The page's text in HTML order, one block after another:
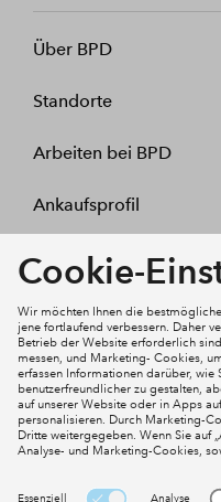
Über BPD
Standorte
Arbeiten bei BPD
Ankaufsprofil
Kontakt
Mein Konto
Social Media